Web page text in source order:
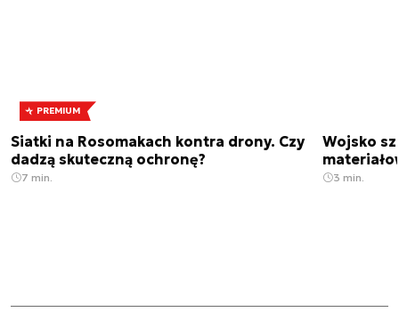
PREMIUM
Siatki na Rosomakach kontra drony. Czy
dadzą skuteczną ochronę?
7 min.
Wojsko
3 min.